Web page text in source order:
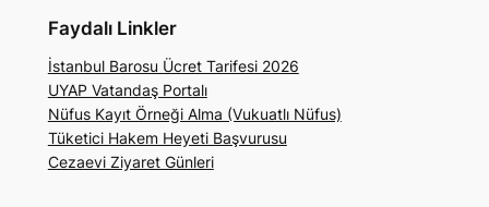
Faydalı Linkler
İstanbul Barosu Ücret Tarifesi 2026
UYAP Vatandaş Portalı
Nüfus Kayıt Örneği Alma (Vukuatlı Nüfus)
Tüketici Hakem Heyeti Başvurusu
Cezaevi Ziyaret Günleri